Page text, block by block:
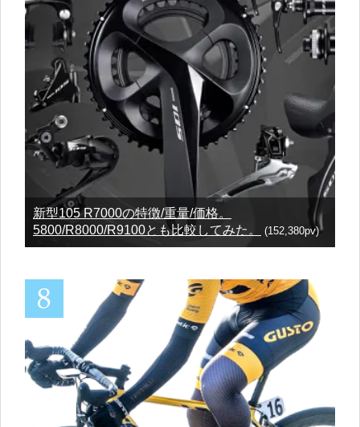
新型105 R7000の特徴/重量/価格。
5800/R8000/R9100とも比較してみた。
(152,380pv)